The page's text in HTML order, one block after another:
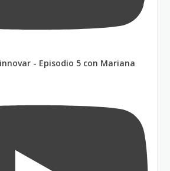
- Episodio 5 con Mariana